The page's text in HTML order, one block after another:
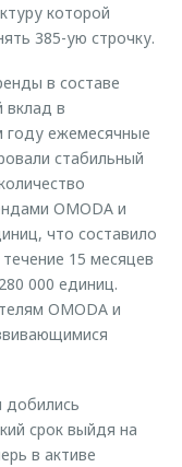
которой
385-ую строчку.
в составе
вклад в
году ежемесячные
стабильный
OMODA и
что составило
15 месяцев
000 единиц.
OMODA и
добились
срок выйдя на
в активе